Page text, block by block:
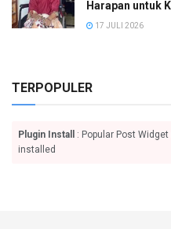
Harapan untuk
17 JULI 2026
TERPOPULER
Plugin Install
: Popular Post
installed